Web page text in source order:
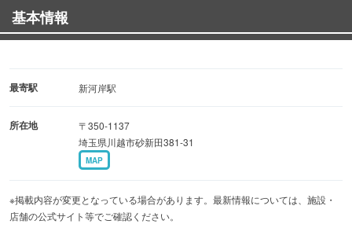
基本情報
最寄駅 新河岸駅
所在地
〒350-1137
埼玉県川越市砂新田381-31
MAP
※掲載内容が変更となっている場合があります。最新情報については、施設・
店舗の公式サイト等でご確認ください。